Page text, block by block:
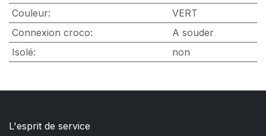
Couleur:
VERT
Connexion croco:
A souder
Isolé: non
L'esprit de service